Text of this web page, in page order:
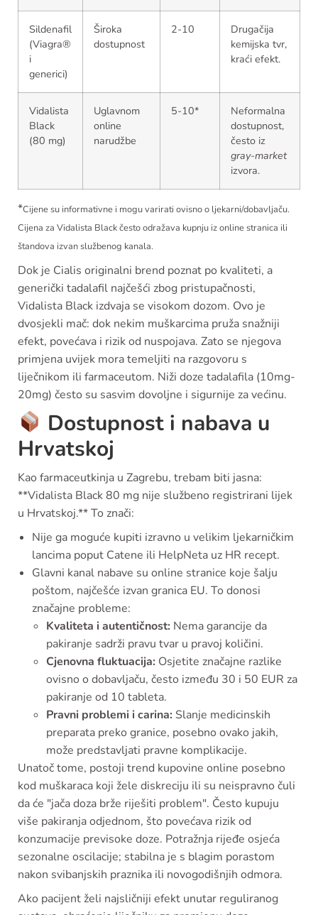
Sildenafil
(Viagra®
i
generici)
Široka
dostupnost
2-10
Drugačija
kemijska tvr,
kraći efekt.
Vidalista
Black
(80 mg)
Uglavnom
online
narudžbe
5-10*
Neformalna
dostupnost,
često iz
gray-market
izvora.
*Cijene su informativne i mogu varirati ovisno o ljekarni/dobavljaču.
Cijena za Vidalista Black često odražava kupnju iz online stranica ili
štandova izvan službenog kanala.
Dok je Cialis originalni brend poznat po kvaliteti, a
generički tadalafil najčešći zbog pristupačnosti,
Vidalista Black izdvaja se visokom dozom. Ovo je
dvosjekli mač: dok nekim muškarcima pruža snažniji
efekt, povećava i rizik od nuspojava. Zato se njegova
primjena uvijek mora temeljiti na razgovoru s
liječnikom ili farmaceutom. Niži doze tadalafila (10mg-
20mg) često su sasvim dovoljne i sigurnije za većinu.
Dostupnost i nabava u
Hrvatskoj
Kao farmaceutkinja u Zagrebu, trebam biti jasna:
**Vidalista Black 80 mg nije službeno registrirani lijek
u Hrvatskoj.** To znači:
Nije ga moguće kupiti izravno u velikim ljekarničkim
lancima poput Catene ili HelpNeta uz HR recept.
Glavni kanal nabave su online stranice koje šalju
poštom, najčešće izvan granica EU. To donosi
značajne probleme:
Kvaliteta i autentičnost: Nema garancije da
pakiranje sadrži pravu tvar u pravoj količini.
Cjenovna fluktuacija: Osjetite značajne razlike
ovisno o dobavljaču, često između 30 i 50 EUR za
pakiranje od 10 tableta.
Pravni problemi i carina: Slanje medicinskih
preparata preko granice, posebno ovako jakih,
može predstavljati pravne komplikacije.
Unatoč tome, postoji trend kupovine online posebno
kod muškaraca koji žele diskreciju ili su neispravno čuli
da će "jača doza brže riješiti problem". Često kupuju
više pakiranja odjednom, što povećava rizik od
konzumacije previsoke doze. Potražnja rijeđe osjeća
sezonalne oscilacije; stabilna je s blagim porastom
nakon svibanjskih praznika ili novogodišnjih odmora.
Ako pacijent želi najsličniji efekt unutar reguliranog